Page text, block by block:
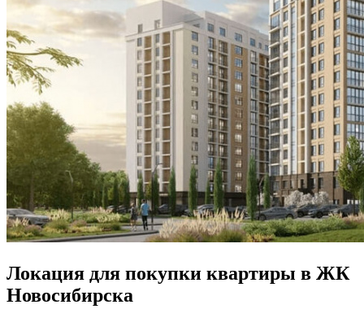
Локация для покупки квартиры в ЖК
Новосибирска